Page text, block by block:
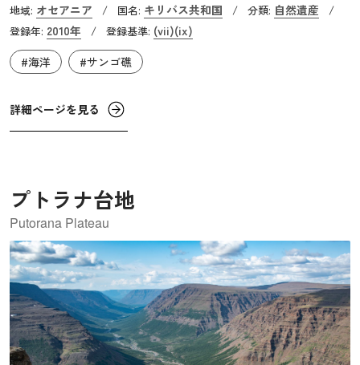
さは約40万8,000㎢であり、これは日本の面積を凌ぎます。
フェニックス諸島の海底は平均の深さが約4,500m、最大深
度は6,000mを越えます。また、海底には活火山ではない14
種近いサンゴ類、約500種の魚類、18種の海生哺乳類、44種
の鳥類など、およそ800種の動物相を見ることができ、人里
地域: オセアニア / 国名: キリバス共和国 / 分類: 自然遺産
/
登録年: 2010年 / 登録基準: (vii)(ix)
#海洋
#サンゴ礁
詳細ページを見る
プトラナ台地
Putorana Plateau